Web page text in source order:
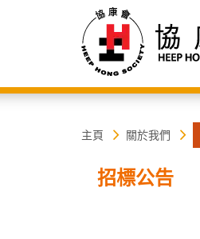
主頁 關於我們
招標公告